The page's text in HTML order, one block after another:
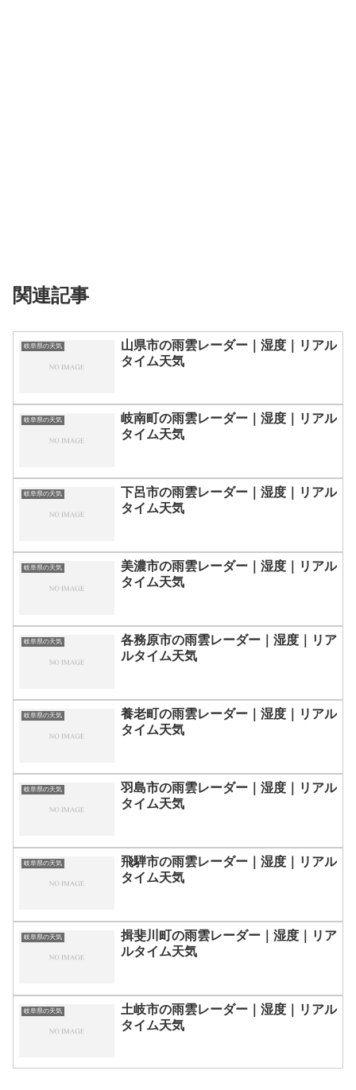
関連記事
岐阜県の天気
山県市の雨雲レーダー｜湿度｜リアル
タイム天気
岐阜県の天気
岐南町の雨雲レーダー｜湿度｜リアル
タイム天気
岐阜県の天気
下呂市の雨雲レーダー｜湿度｜リアル
タイム天気
岐阜県の天気
美濃市の雨雲レーダー｜湿度｜リアル
タイム天気
岐阜県の天気
各務原市の雨雲レーダー｜湿度｜リア
ルタイム天気
岐阜県の天気
養老町の雨雲レーダー｜湿度｜リアル
タイム天気
岐阜県の天気
羽島市の雨雲レーダー｜湿度｜リアル
タイム天気
岐阜県の天気
飛騨市の雨雲レーダー｜湿度｜リアル
タイム天気
岐阜県の天気
揖斐川町の雨雲レーダー｜湿度｜リア
ルタイム天気
岐阜県の天気
土岐市の雨雲レーダー｜湿度｜リアル
タイム天気